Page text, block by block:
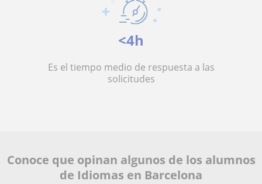
<4h
Es el tiempo medio de respuesta a las
solicitudes
Conoce que opinan algunos de los alumnos
de Idiomas en Barcelona